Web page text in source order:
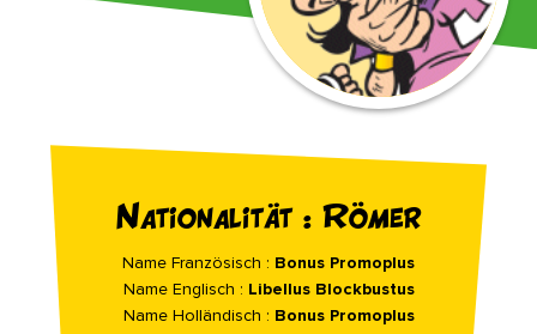
Nationalität : Römer
Name Französisch : Bonus Promoplus
Name Englisch : Libellus Blockbustus
Name Holländisch : Bonus Promoplus